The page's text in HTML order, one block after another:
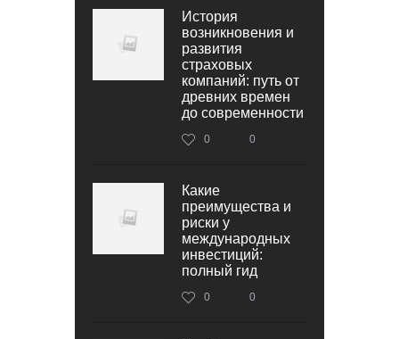
История
возникновения и
развития
страховых
компаний: путь от
древних времен
до современности
0 0
Какие
преимущества и
риски у
международных
инвестиций:
полный гид
0 0